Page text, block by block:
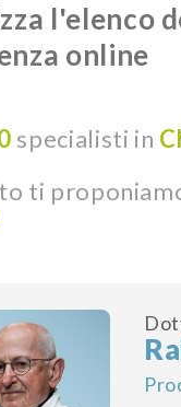
l'elenco
online
specialisti in
ti